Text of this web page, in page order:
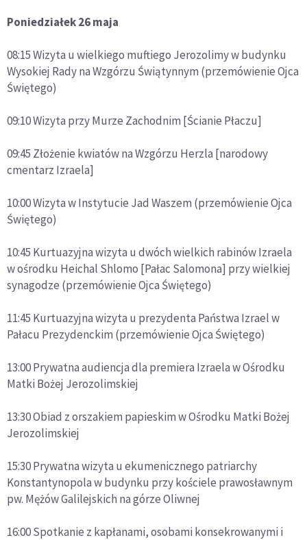
Poniedziałek 26 maja
08:15 Wizyta u wielkiego muftiego Jerozolimy w budynku
Wysokiej Rady na Wzgórzu Świątynnym (przemówienie Ojca
Świętego)
09:10 Wizyta przy Murze Zachodnim [Ścianie Płaczu]
09:45 Złożenie kwiatów na Wzgórzu Herzla [narodowy
cmentarz Izraela]
10:00 Wizyta w Instytucie Jad Waszem (przemówienie Ojca
Świętego)
10:45 Kurtuazyjna wizyta u dwóch wielkich rabinów Izraela
w ośrodku Heichal Shlomo [Pałac Salomona] przy wielkiej
synagodze (przemówienie Ojca Świętego)
11:45 Kurtuazyjna wizyta u prezydenta Państwa Izrael w
Pałacu Prezydenckim (przemówienie Ojca Świętego)
13:00 Prywatna audiencja dla premiera Izraela w Ośrodku
Matki Bożej Jerozolimskiej
13:30 Obiad z orszakiem papieskim w Ośrodku Matki Bożej
Jerozolimskiej
15:30 Prywatna wizyta u ekumenicznego patriarchy
Konstantynopola w budynku przy kościele prawosławnym
pw. Mężów Galilejskich na górze Oliwnej
16:00 Spotkanie z kapłanami, osobami konsekrowanymi i